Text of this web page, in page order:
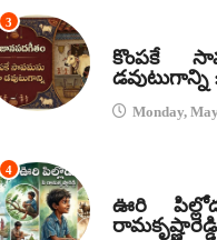
3
కొంపకే
Monday,
4
ఊరి
రామకృష్ణారెడ్డి